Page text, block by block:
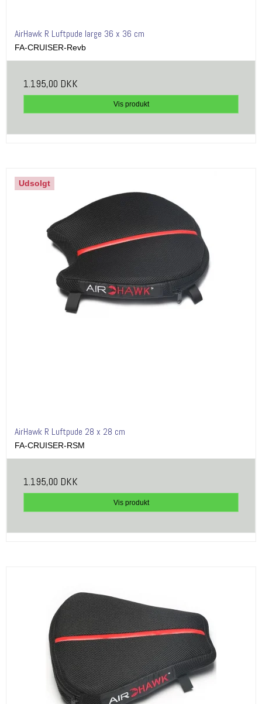
AirHawk R Luftpude large 36 x 36 cm
FA-CRUISER-Revb
1.195,00 DKK
Vis produkt
Udsolgt
AirHawk R Luftpude 28 x 28 cm
FA-CRUISER-RSM
1.195,00 DKK
Vis produkt